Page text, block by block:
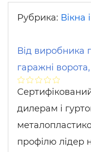
Рубрика: Вікна
Від виробника
гаражні
дилерам і
профілю лідер